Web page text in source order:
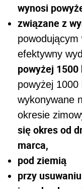
wynosi
związane z
efektywny
powyżej 1500
powyżej
wykonywane
okresie
się okres od
marca,
pod ziemią
przy